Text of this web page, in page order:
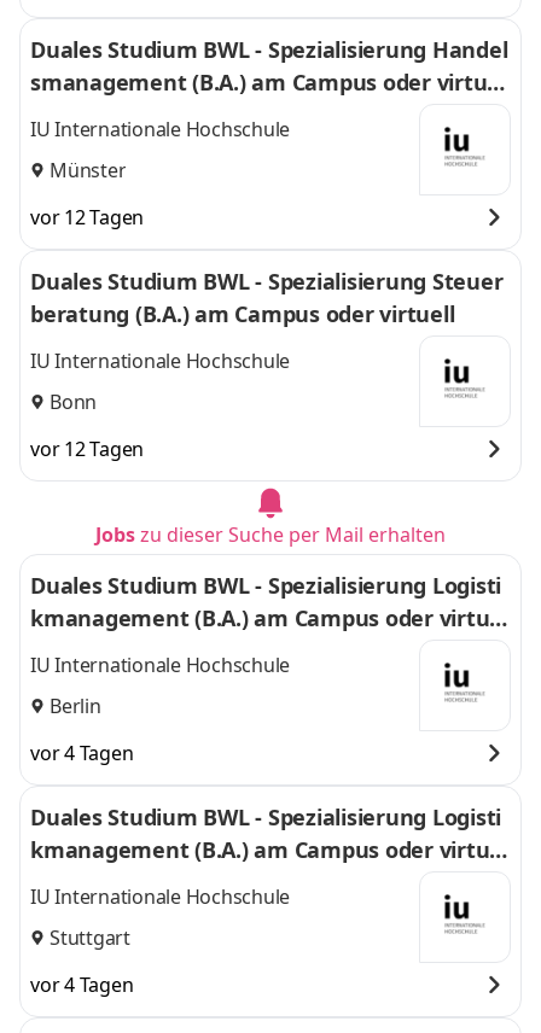
Duales Studium BWL - Spezialisierung Handel
smanagement (B.A.) am Campus oder virtuel
l
IU Internationale Hochschule
Münster
vor 12 Tagen
Duales Studium BWL - Spezialisierung Steuer
beratung (B.A.) am Campus oder virtuell
IU Internationale Hochschule
Bonn
vor 12 Tagen
Jobszu dieser Suche per Mail erhalten
Duales Studium BWL - Spezialisierung Logisti
kmanagement (B.A.) am Campus oder virtuel
l
IU Internationale Hochschule
Berlin
vor 4 Tagen
Duales Studium BWL - Spezialisierung Logisti
kmanagement (B.A.) am Campus oder virtuel
l
IU Internationale Hochschule
Stuttgart
vor 4 Tagen